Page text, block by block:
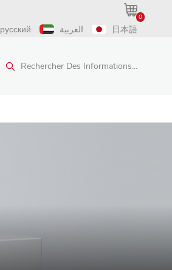
0
русский العربية 日本語
Rechercher Des Informations...